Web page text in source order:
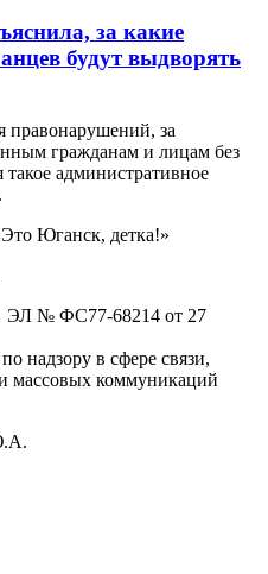
за какие
будут выдворять
правонарушений, за
гражданам и лицам без
такое административное
Юганск, детка!»
№ ФС77-68214 от 27
надзору в сфере связи,
массовых коммуникаций